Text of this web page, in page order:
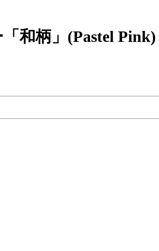
和柄」(Pastel Pink)